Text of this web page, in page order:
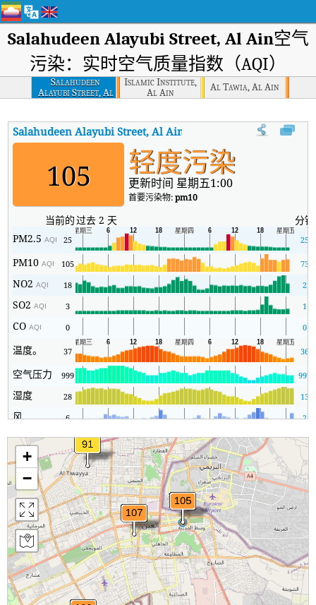
Salahudeen Alayubi Street, Al Ain空气
污染：实时空气质量指数（AQI）
Salahudeen
Alayubi Street, Al
Ain
Islamic Institute,
Al Ain
Al Tawia, Al Ain
Salahudeen Alayubi Street, Al Ain Salahudeen Alayubi
105 轻度污染
更新时间 星期五1:00
首要污染物:pm10
当前的过去 2 天
分钟
PM2.5AQI 25 25
PM10AQI 105 73
NO2AQI 18 2
SO2AQI 3 1
COAQI 0 0
温度。 37 36
空气压力 999 997
湿度 28 13
风 6 2
+
−